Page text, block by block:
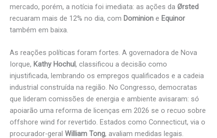
mercado, porém, a notícia foi imediata: as ações da Ørsted
recuaram mais de 12% no dia, com Dominion e Equinor
também em baixa.
As reações políticas foram fortes. A governadora de Nova
Iorque, Kathy Hochul, classificou a decisão como
injustificada, lembrando os empregos qualificados e a cadeia
industrial construída na região. No Congresso, democratas
que lideram comissões de energia e ambiente avisaram: só
apoiarão uma reforma de licenças em 2026 se o recuo sobre
offshore wind for revertido. Estados como Connecticut, via o
procurador-geral William Tong, avaliam medidas legais.